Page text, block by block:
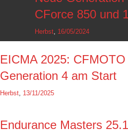
CForce 850 und
Herbst 16/05/2024
EICMA 2025:
Generation 4 am Start
Herbst 13/11/2025
Endurance Masters